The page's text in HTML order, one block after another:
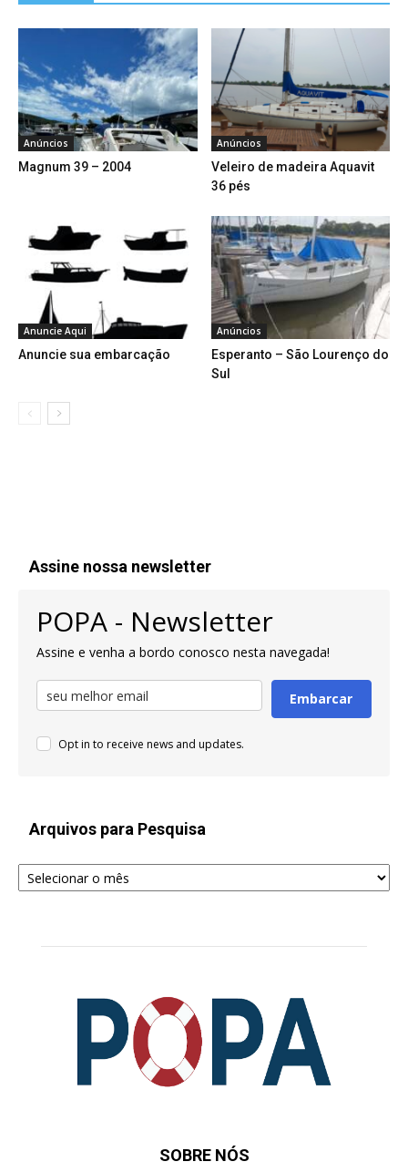
Anúncios
Magnum 39 – 2004
Anúncios
Veleiro de madeira Aquavit
36 pés
Anuncie Aqui
Anuncie sua embarcação
Anúncios
Esperanto – São Lourenço do
Sul
Assine nossa newsletter
POPA - Newsletter
Assine e venha a bordo conosco nesta navegada!
Embarcar
Opt in to receive news and updates.
Arquivos para Pesquisa
Arquivos
para
SOBRE NÓS